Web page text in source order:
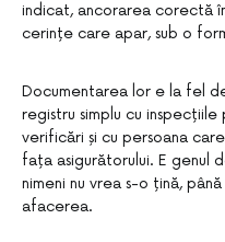
indicat, ancorarea corectă
cerințe care apar, sub o
Documentarea lor e la fel
registru simplu cu
verificări și cu persoana
fața asigurătorului. E genul
nimeni nu vrea s-o țină,
afacerea.